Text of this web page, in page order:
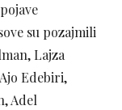
su pozajmili
Lajza
Edebiri,
Adel